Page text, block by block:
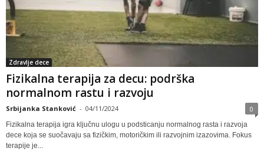
Zdravlje dece
Fizikalna terapija za decu: podrška
normalnom rastu i razvoju
Srbijanka Stanković - 04/11/2024 0
Fizikalna terapija igra ključnu ulogu u podsticanju normalnog rasta i razvoja
dece koja se suočavaju sa fizičkim, motoričkim ili razvojnim izazovima. Fokus
terapije je...